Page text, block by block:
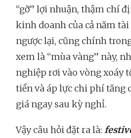
“gỡ” lợi nhuận, thậm chí
kinh doanh của cả năm
ngược lại, cũng chính
xem là “mùa vàng” này,
nghiệp rơi vào vòng xoáy
tiền và áp lực chi phí tăng
giá ngay sau kỳ nghỉ.
Vậy câu hỏi đặt ra là: